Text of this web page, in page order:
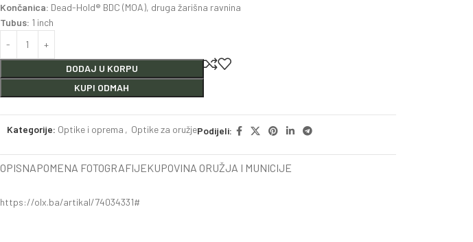
Končanica: Dead-Hold® BDC (MOA), druga žarišna ravnina
Tubus: 1 inch
DODAJ U KORPU
KUPI ODMAH
Kategorije: Optike i oprema , Optike za oružjePodijeli:
OPISNAPOMENA FOTOGRAFIJEKUPOVINA ORUŽJA I MUNICIJE
https://olx.ba/artikal/74034331#